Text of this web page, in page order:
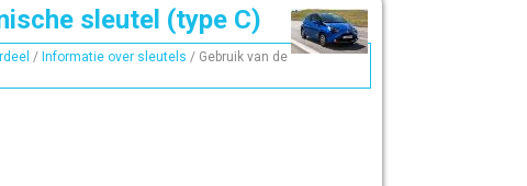
sleutel (type C)
/ Informatie over sleutels / Gebruik van de